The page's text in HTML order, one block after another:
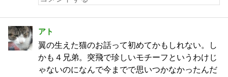
アト
翼の生えた猫のお話って初めてかもしれない。し
かも４兄弟。突飛で珍しいモチーフというわけじ
ゃないのになんで今までで思いつかなかったんだ